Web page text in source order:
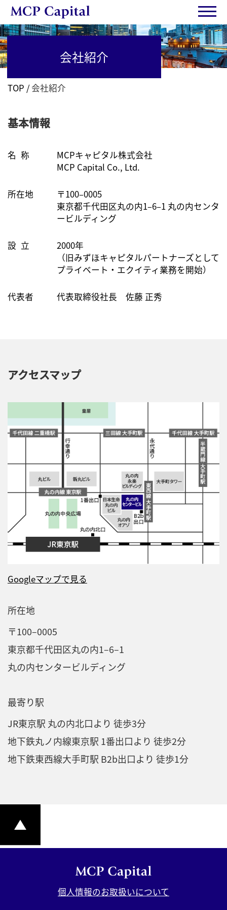
会社紹介
TOP 会社紹介
基本情報
名 称
MCPキャピタル株式会社
MCP Capital Co., Ltd.
所在地
〒100–0005
東京都千代田区丸の内1–6–1 丸の内センタ
ービルディング
設 立
2000年
（旧みずほキャピタルパートナーズとして
プライベート・エクイティ業務を開始）
代表者 代表取締役社長 佐藤 正秀
アクセスマップ
Googleマップで見る
所在地
〒100–0005
東京都千代田区丸の内1–6–1
丸の内センタービルディング
最寄り駅
JR東京駅 丸の内北口より 徒歩3分
地下鉄丸ノ内線東京駅 1番出口より 徒歩2分
地下鉄東西線大手町駅 B2b出口より 徒歩1分
個人情報のお取扱いについて